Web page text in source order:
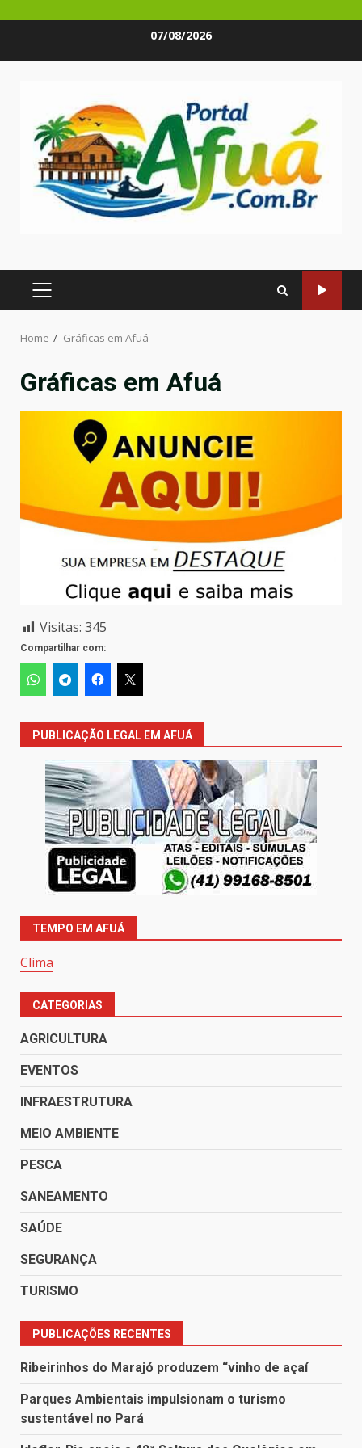
07/08/2026
PRIMARY
Home Gráficas em Afuá
Gráficas em Afuá
Visitas: 345
Compartilhar com:
PUBLICAÇÃO LEGAL EM AFUÁ
TEMPO EM AFUÁ
Clima
CATEGORIAS
AGRICULTURA
EVENTOS
INFRAESTRUTURA
MEIO AMBIENTE
PESCA
SANEAMENTO
SAÚDE
SEGURANÇA
TURISMO
PUBLICAÇÕES RECENTES
Ribeirinhos do Marajó produzem “vinho de açaí
Parques Ambientais impulsionam o turismo
sustentável no Pará